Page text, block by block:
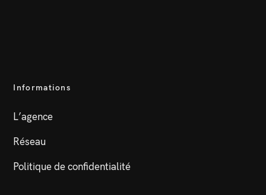
Informations
L’agence
Réseau
Politique de confidentialité